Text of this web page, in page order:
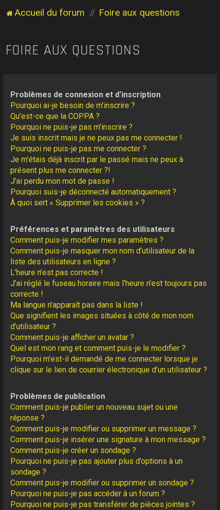
Accueil du forum Foire aux questions
FOIRE AUX QUESTIONS
Problèmes de connexion et d’inscription
Pourquoi ai-je besoin de m’inscrire ?
Qu’est-ce que la COPPA ?
Pourquoi ne puis-je pas m’inscrire ?
Je suis inscrit mais je ne peux pas me connecter !
Pourquoi ne puis-je pas me connecter ?
Je m’étais déjà inscrit par le passé mais ne peux à
présent plus me connecter ?!
J’ai perdu mon mot de passe !
Pourquoi suis-je déconnecté automatiquement ?
À quoi sert « Supprimer les cookies » ?
Préférences et paramètres des utilisateurs
Comment puis-je modifier mes paramètres ?
Comment puis-je masquer mon nom d’utilisateur de la
liste des utilisateurs en ligne ?
L’heure n’est pas correcte !
J’ai réglé le fuseau horaire mais l’heure n’est toujours pas
correcte !
Ma langue n’apparaît pas dans la liste !
Que signifient les images situées à côté de mon nom
d’utilisateur ?
Comment puis-je afficher un avatar ?
Quel est mon rang et comment puis-je le modifier ?
Pourquoi m’est-il demandé de me connecter lorsque je
clique sur le lien de courrier électronique d’un utilisateur ?
Problèmes de publication
Comment puis-je publier un nouveau sujet ou une
réponse ?
Comment puis-je modifier ou supprimer un message ?
Comment puis-je insérer une signature à mon message ?
Comment puis-je créer un sondage ?
Pourquoi ne puis-je pas ajouter plus d’options à un
sondage ?
Comment puis-je modifier ou supprimer un sondage ?
Pourquoi ne puis-je pas accéder à un forum ?
Pourquoi ne puis-je pas transférer de pièces jointes ?